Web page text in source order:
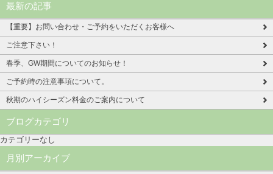
最新の記事
【重要】お問い合わせ・ご予約をいただくお客様へ
ご注意下さい！
春季、GW期間についてのお知らせ！
ご予約時の注意事項について。
秋期のハイシーズン料金のご案内について
ブログカテゴリ
カテゴリーなし
月別アーカイブ